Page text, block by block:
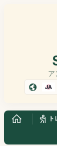
ア
JA